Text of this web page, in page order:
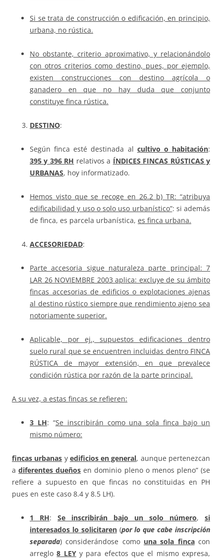
Si se trata de construcción o edificación, en principio,
urbana, no rústica.
No obstante, criterio aproximativo, y relacionándolo
con otros criterios como destino, pues, por ejemplo,
existen construcciones con destino agrícola o
ganadero en que no hay duda que conjunto
constituye finca rústica.
DESTINO:
Según finca esté destinada al cultivo o habitación:
395 y 396 RH relativos a ÍNDICES FINCAS RÚSTICAS y
URBANAS, hoy informatizado.
Hemos visto que se recoge en 26.2 b) TR: “atribuya
edificabilidad y uso o solo uso urbanístico”: si además
de finca, es parcela urbanística, es finca urbana.
ACCESORIEDAD:
Parte accesoria sigue naturaleza parte principal: 7
LAR 26 NOVIEMBRE 2003 aplica: excluye de su ámbito
fincas accesorias de edificios o explotaciones ajenas
al destino rústico siempre que rendimiento ajeno sea
notoriamente superior.
Aplicable, por ej., supuestos edificaciones dentro
suelo rural que se encuentren incluidas dentro FINCA
RÚSTICA de mayor extensión, en que prevalece
condición rústica por razón de la parte principal.
A su vez, a estas fincas se refieren:
3 LH: “Se inscribirán como una sola finca bajo un
mismo número:
fincas urbanas y edificios en general, aunque pertenezcan
adiferentes dueños en dominio pleno o menos pleno” (se
refiere a supuesto en que fincas no constituidas en PH
pues en este caso 8.4 y 8.5 LH).
1 RH: Se inscribirán bajo un solo número, si
interesados lo solicitaren(por lo que cabe inscripción
separada) considerándose como una sola fincacon
arreglo8 LEYy para efectos que el mismo expresa,